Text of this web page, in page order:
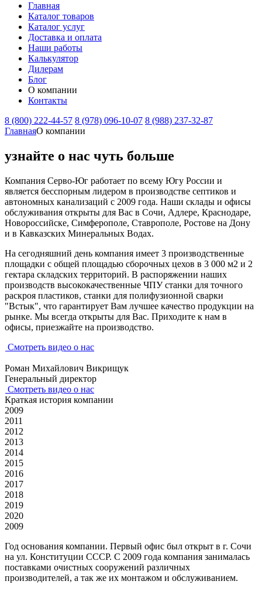
Главная
Каталог товаров
Каталог услуг
Доставка и оплата
Наши работы
Калькулятор
Дилерам
Блог
О компании
Контакты
8 (800) 222-44-57 8 (978) 096-10-07 8 (988) 237-32-87
ГлавнаяО компании
узнайте о нас чуть больше
Компания Серво-Юг работает по всему Югу России и
является бесспорным лидером в производстве септиков и
автономных канализаций с 2009 года. Наши склады и офисы
обслуживания открыты для Вас в Сочи, Адлере, Краснодаре,
Новороссийске, Симферополе, Ставрополе, Ростове на Дону
и в Кавказских Минеральных Водах.
На сегодняшний день компания имеет 3 производственные
площадки с общей площадью сборочных цехов в 3 000 м2 и 2
гектара складских территорий. В распоряжении наших
производств высококачественные ЧПУ станки для точного
раскроя пластиков, станки для полифузионной сварки
"Встык", что гарантирует Вам лучшее качество продукции на
рынке. Мы всегда открыты для Вас. Приходите к нам в
офисы, приезжайте на производство.
Смотреть видео о нас
Роман Михайлович Викрищук
Генеральный директор
Смотреть видео о нас
Краткая история компании
2009
2011
2012
2013
2014
2015
2016
2017
2018
2019
2020
2009
Год основания компании. Первый офис был открыт в г. Сочи
на ул. Конституции СССР. С 2009 года компания занималась
поставками очистных сооружений различных
производителей, а так же их монтажом и обслуживанием.